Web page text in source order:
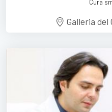
Cura
Galleria del